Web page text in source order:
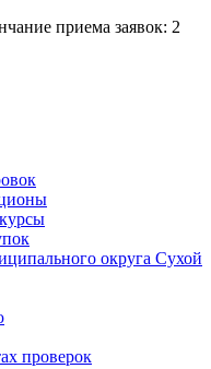
приема заявок: 2
округа Сухой
проверок